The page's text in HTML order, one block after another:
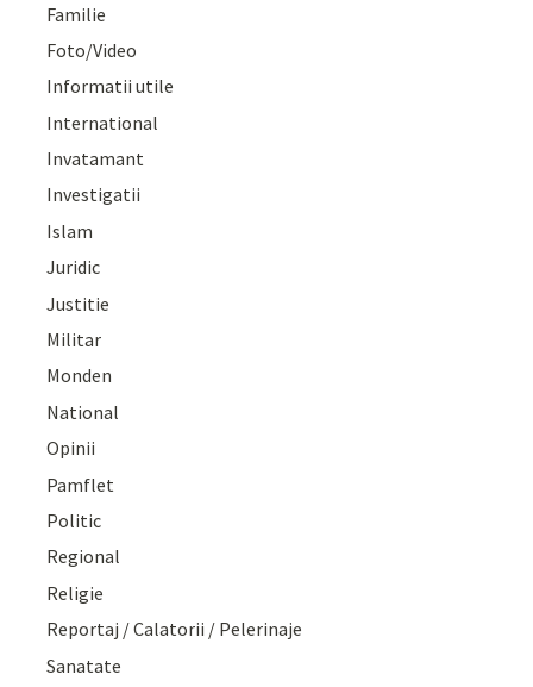
Familie
Foto/Video
Informatii utile
International
Invatamant
Investigatii
Islam
Juridic
Justitie
Militar
Monden
National
Opinii
Pamflet
Politic
Regional
Religie
Reportaj / Calatorii / Pelerinaje
Sanatate